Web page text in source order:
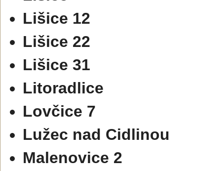
Lišice 12
Lišice 22
Lišice 31
Litoradlice
Lovčice 7
Lužec nad Cidlinou
Malenovice 2